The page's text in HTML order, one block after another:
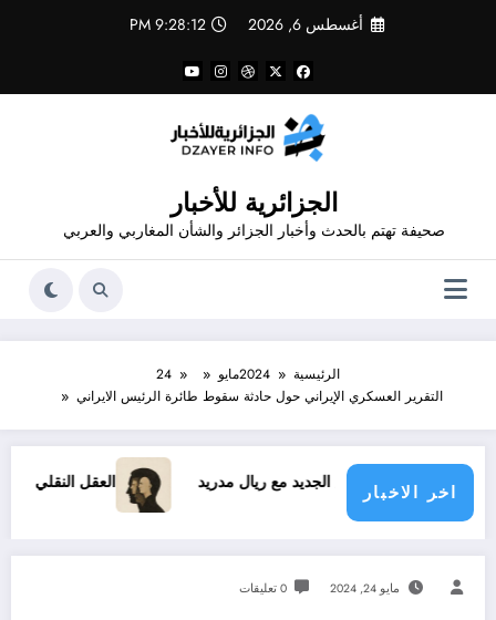
أغسطس 6, 2026 9:28:13 PM
الجزائرية للأخبار
صحيفة تهتم بالحدث وأخبار الجزائر والشأن المغاربي والعربي
الرئيسية 2024مايو
24
التقرير العسكري الإيراني حول حادثة سقوط طائرة الرئيس الايراني
اخر الاخبار
عقد فينيسيوس الجديد مع ريال مدريد العقل النقلي لا يبدع
مايو 24, 2024 0 تعليقات